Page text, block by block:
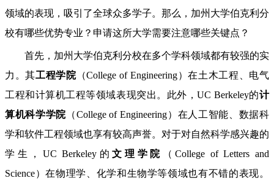
领域的表现，吸引了全球众多学子。那么，加州大学伯克利分
校有哪些优势专业？申请这所大学需要注意哪些关键点？
首先，加州大学伯克利分校在多个学科领域都有较强的实
力。其工程学院（College of Engineering）在土木工程、电气
工程和计算机工程等领域表现突出。此外，UC Berkeley的计
算机科学学院 （College of Engineering）在人工智能、数据科
学和软件工程领域也享有较高声誉。对于对自然科学感兴趣的
学生，UC Berkeley的文理学院
（College of Letters and
Science）在物理学、化学和生物学等领域也有不错的表现。